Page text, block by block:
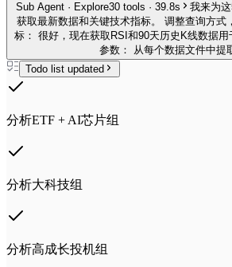
Sub Agent · Explore30 tools · 39.8s
我来为
获取最新数据和关键技术指标。 调整查询方式
标： 很好，现在获取RSI和90天历史K线数据
参数： 从每个数据文件中提
Todo list updated
分析ETF + AI芯片组
分析大科技组
分析高成长投机组